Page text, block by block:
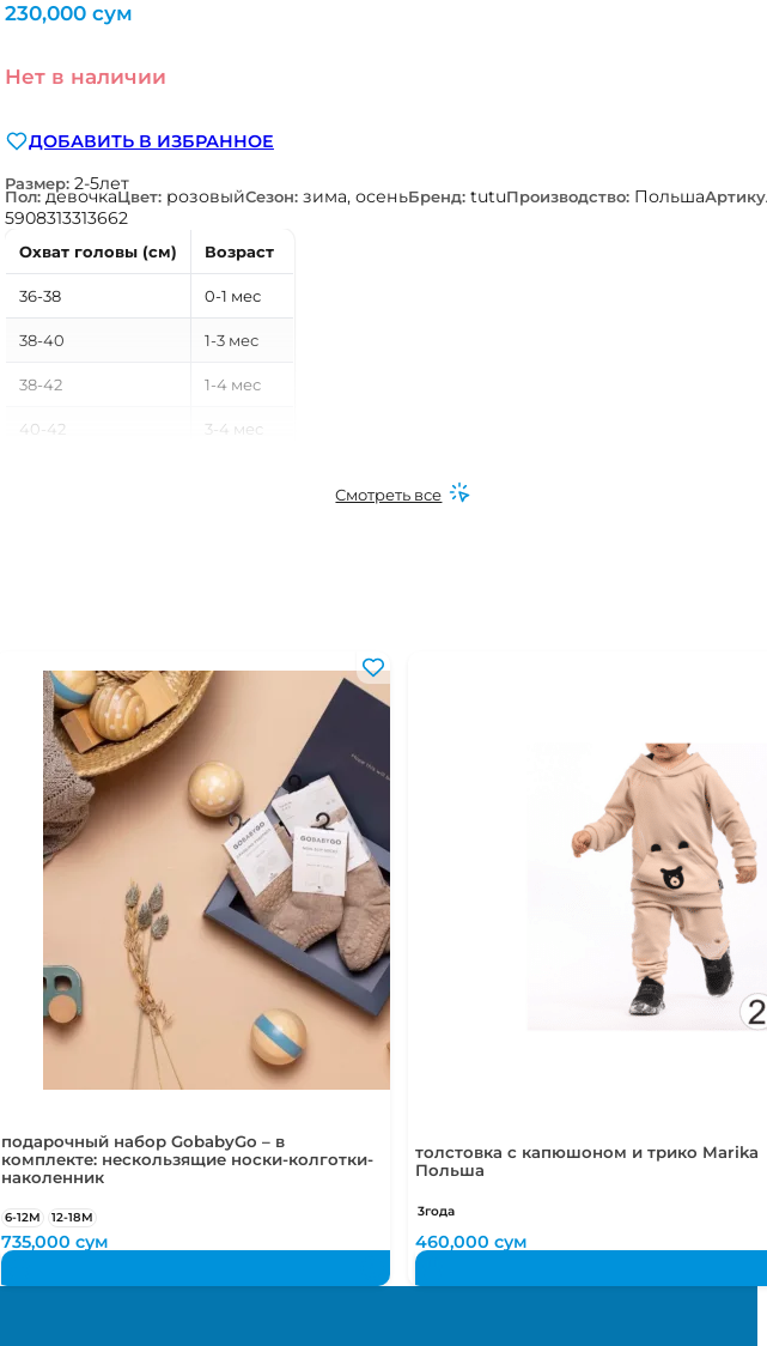
230,000 сум
Нет в наличии
ДОБАВИТЬ В ИЗБРАННОЕ
Размер: 2-5лет
Пол: девочкаЦвет: розовыйСезон: зима, осеньБренд: tutuПроизводство: Польша
5908313313662
Охват головы (см) Возраст
36-38 0-1 мес
38-40 1-3 мес
38-42 1-4 мес
40-42 3-4 мес
44-48 6-16 мес
46-48
46-50 10-24 мес
46-52 1-4 года
48-50 1,5-2 года
1,5-4 года
2-4 года
50-54
Смотреть все
подарочный набор GobabyGo – в
комплекте: нескользящие носки-колготки-
наколенник
6-12М 12-18М
735,000сум
толстовка с капюшоном и трико Marika
Польша
3года
460,000 сум